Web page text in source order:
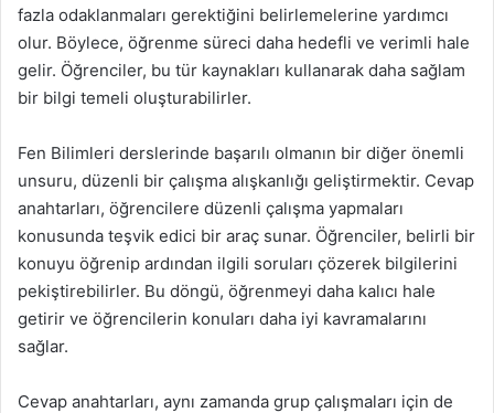
fazla odaklanmaları gerektiğini belirlemelerine yardımcı
olur. Böylece, öğrenme süreci daha hedefli ve verimli hale
gelir. Öğrenciler, bu tür kaynakları kullanarak daha sağlam
bir bilgi temeli oluşturabilirler.
Fen Bilimleri derslerinde başarılı olmanın bir diğer önemli
unsuru, düzenli bir çalışma alışkanlığı geliştirmektir. Cevap
anahtarları, öğrencilere düzenli çalışma yapmaları
konusunda teşvik edici bir araç sunar. Öğrenciler, belirli bir
konuyu öğrenip ardından ilgili soruları çözerek bilgilerini
pekiştirebilirler. Bu döngü, öğrenmeyi daha kalıcı hale
getirir ve öğrencilerin konuları daha iyi kavramalarını
sağlar.
Cevap anahtarları, aynı zamanda grup çalışmaları için de